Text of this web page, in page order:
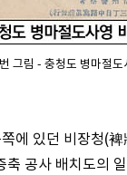
그림 - 충청도 병마절
에 있던 비장청(
공사 배치도의